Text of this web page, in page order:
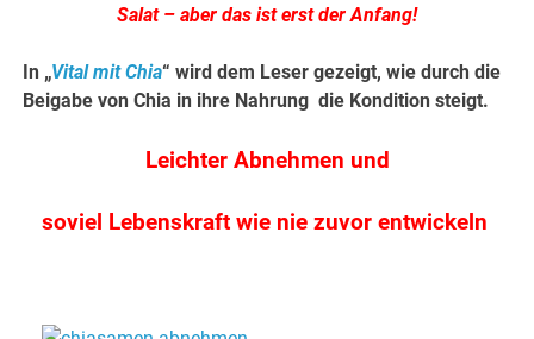
Salat – aber das ist erst der Anfang!
In „Vital mit Chia“ wird dem Leser gezeigt, wie durch die
Beigabe von Chia in ihre Nahrung die Kondition steigt.
Leichter Abnehmen und
soviel Lebenskraft wie nie zuvor entwickeln